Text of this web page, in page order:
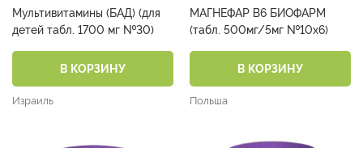
Мультивитамины (БАД) (для
детей табл. 1700 мг №30)
В КОРЗИНУ
Израиль
МАГНЕФАР В6 БИОФАРМ
(табл. 500мг/5мг №10х6)
В КОРЗИНУ
Польша